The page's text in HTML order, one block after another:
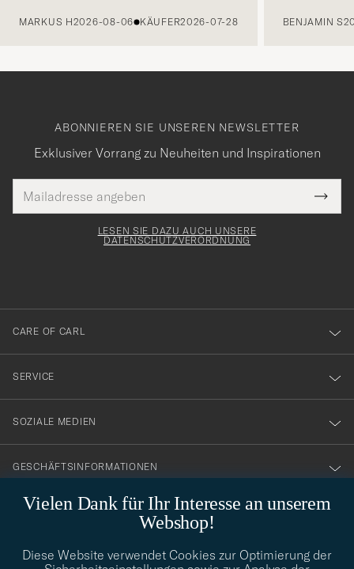
MARKUS H2026-08-06 KÄUFER2026-07-28 BENJAMIN S
Vielen Dank für Ihr Interesse an unserem
Webshop!
Diese Website verwendet Cookies zur Optimierung der
ABONNIEREN SIE UNSEREN NEWSLETTER
Exklusiver Vorrang zu Neuheiten und Inspirationen
Mail
Adresse
Tack
för
dig
till
vårt
nyhetsbrev!
LESEN SIE DAZU AUCH UNSERE
DATENSCHUTZVERORDNUNG
CARE OF CARL
SERVICE
SOZIALE MEDIEN
GESCHÄFTSINFORMATIONEN
Benötigen Sie Hilfe bei der Suche nach Ihrem persönlichen Stil?